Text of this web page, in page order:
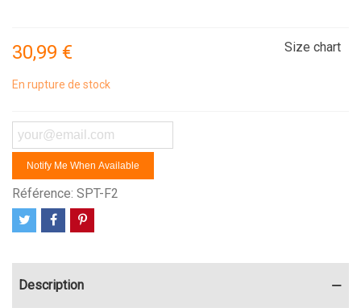
30,99 € Size chart
En rupture de stock
Notify Me When Available
Référence: SPT-F2
Description